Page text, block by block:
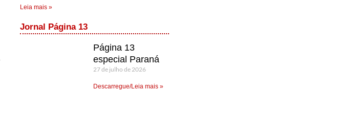
Leia mais »
Jornal Página 13
Página 13
especial Paraná
27 de julho de 2026
Descarregue/Leia mais »